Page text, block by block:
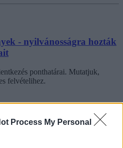
Process My Personal
- nyilvánosságra hozták
ponthatárai. Mutatjuk,
felvételihez.